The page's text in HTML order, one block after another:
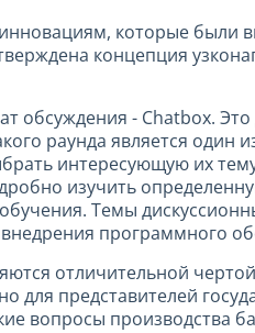
которые были
концепция
- Chatbox.
раунда является один
интересующую их
изучить
Темы
программного
отличительной
представителей
вопросы производства